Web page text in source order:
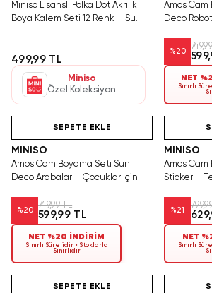
Miniso Lisanslı Polka Dot Akrilik
Boya Kalem Seti 12 Renk – Su
499,99 TL
Miniso
Özel Koleksiyon
Amos Cam
Deco
%20
NET
Sınırlı
SEPETE EKLE
MINISO
Amos Cam Boyama Seti Sun
Deco Arabalar – Çocuklar İçin
%20
749,99 TL
599,99 TL
NET %20 İNDİRİM
Sınırlı Sürelidir • Stoklarla
Sınırlıdır
MINISO
Amos
Sticker –
%21
NET
Sınırlı
SEPETE EKLE